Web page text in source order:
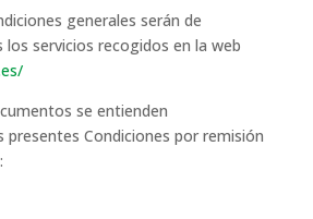
generales serán de
servicios recogidos en la web
se entienden
presentes Condiciones por remisión